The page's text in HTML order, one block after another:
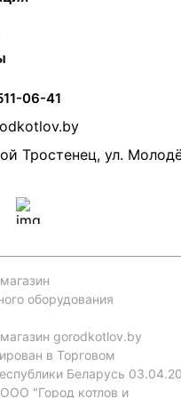
котлы
котлы
печи
отопления
систем отопления
отопления
06-41
Тростенец, ул.
оборудования
gorodkotlov.by
в Торговом
Беларусь
"Город котлов и